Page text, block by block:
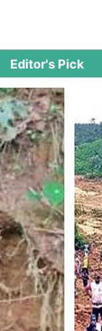
Editor's Pick